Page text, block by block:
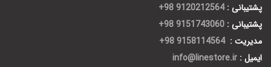
پشتیبانی : 9120212564 98+
پشتیبانی : 9151743060 98+
مدیریت : 9158114564 98+
ایمیل : info@linestore.ir